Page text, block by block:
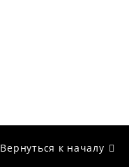
Вернуться к началу